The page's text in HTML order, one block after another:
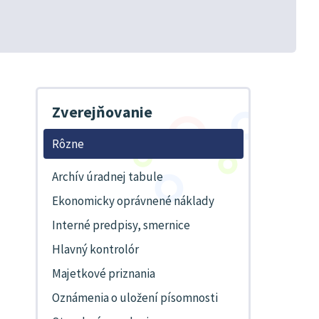
Zverejňovanie
Rôzne
Archív úradnej tabule
Ekonomicky oprávnené náklady
Interné predpisy, smernice
Hlavný kontrolór
Majetkové priznania
Oznámenia o uložení písomnosti